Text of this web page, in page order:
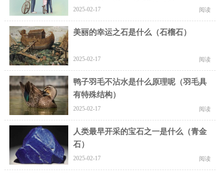
2025-02-17 阅读
美丽的幸运之石是什么（石榴石）
2025-02-17 阅读
鸭子羽毛不沾水是什么原理呢（羽毛具
有特殊结构）
2025-02-17 阅读
人类最早开采的宝石之一是什么（青金
石）
2025-02-17 阅读